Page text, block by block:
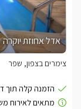
אדל אחוזת יוקרה
צימרים בצפון, שפר